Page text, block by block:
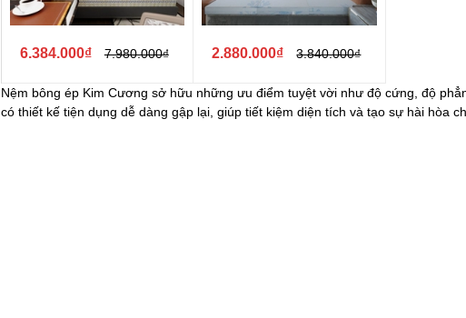
6.384.000₫ 7.980.000₫ 2.880.000₫ 3.840.000₫
Nệm bông ép Kim Cương sở hữu những ưu điểm tuyệt vời như độ cứng, độ
có thiết kế tiện dụng dễ dàng gập lại, giúp tiết kiệm diện tích và tạo sự hài hòa